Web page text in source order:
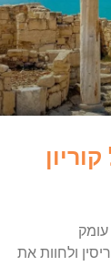
ולחוות את